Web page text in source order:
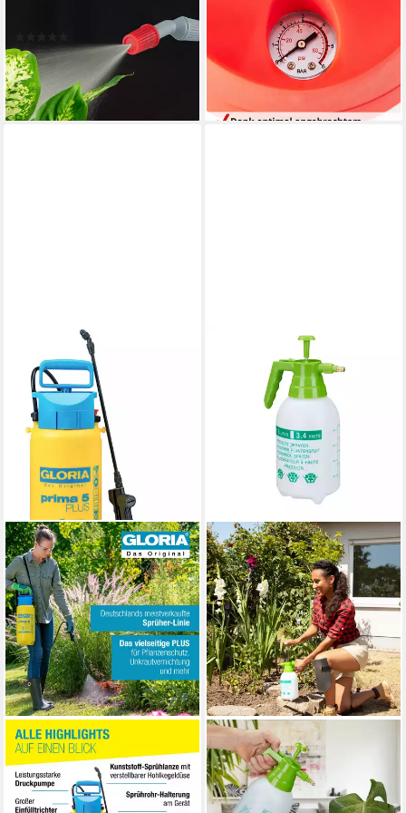
99,99 € UVP 149,99 €
-33%
lieferbar - in 2-3 Werktagen bei dir
Mesing Spritzrohr und Düse,
inklusive Schultergurt, 3bar, 5
Liter
26,99 €
lieferbar - in 3-4 Werktagen bei dir
GLORIA
Drucksprühgerät Gloria Prima
5 PLUS, Drucksprühgerät mit
5 Liter Füllinhalt, (1-tlg), für
RELAXDAYS
Drucksprühgerät 5 x
Drucksprüher 1,5 Liter
29,99 €
59,99 €